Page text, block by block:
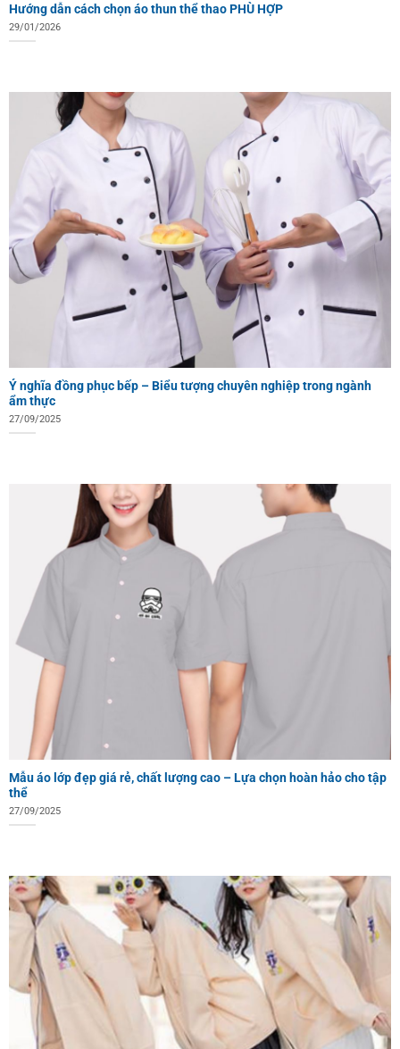
Hướng dẫn cách chọn áo thun thể thao PHÙ HỢP
29/01/2026
Ý nghĩa đồng phục bếp – Biểu tượng chuyên nghiệp trong ngành
ẩm thực
27/09/2025
Mẫu áo lớp đẹp giá rẻ, chất lượng cao – Lựa chọn hoàn hảo cho tập
thể
27/09/2025